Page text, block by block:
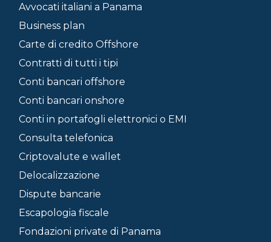
Avvocati italiani a Panama
Business plan
Carte di credito Offshore
Contratti di tutti i tipi
Conti bancari offshore
Conti bancari onshore
Conti in portafogli elettronici o EMI
Consulta telefonica
Criptovalute e wallet
Delocalizzazione
Dispute bancarie
Escapologia fiscale
Fondazioni private di Panama